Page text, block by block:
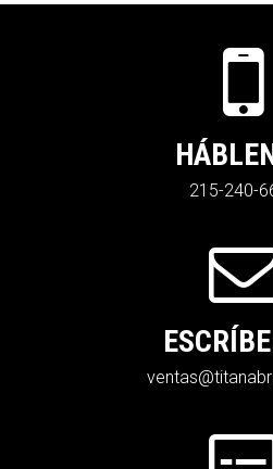
215-240-